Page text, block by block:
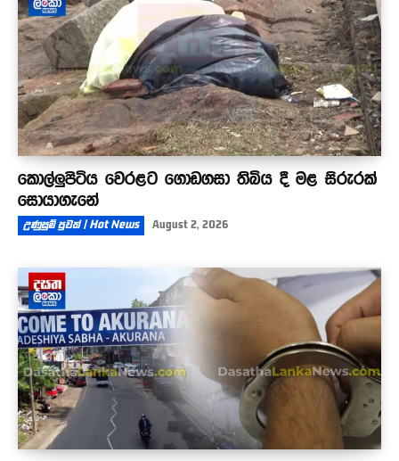
කොල්ලුපිටිය වෙරළට ගොඩගසා තිබිය දී මළ සිරුරක්
සොයාගැනේ
උණුසුම් පුවත් | Hot News August 2, 2026